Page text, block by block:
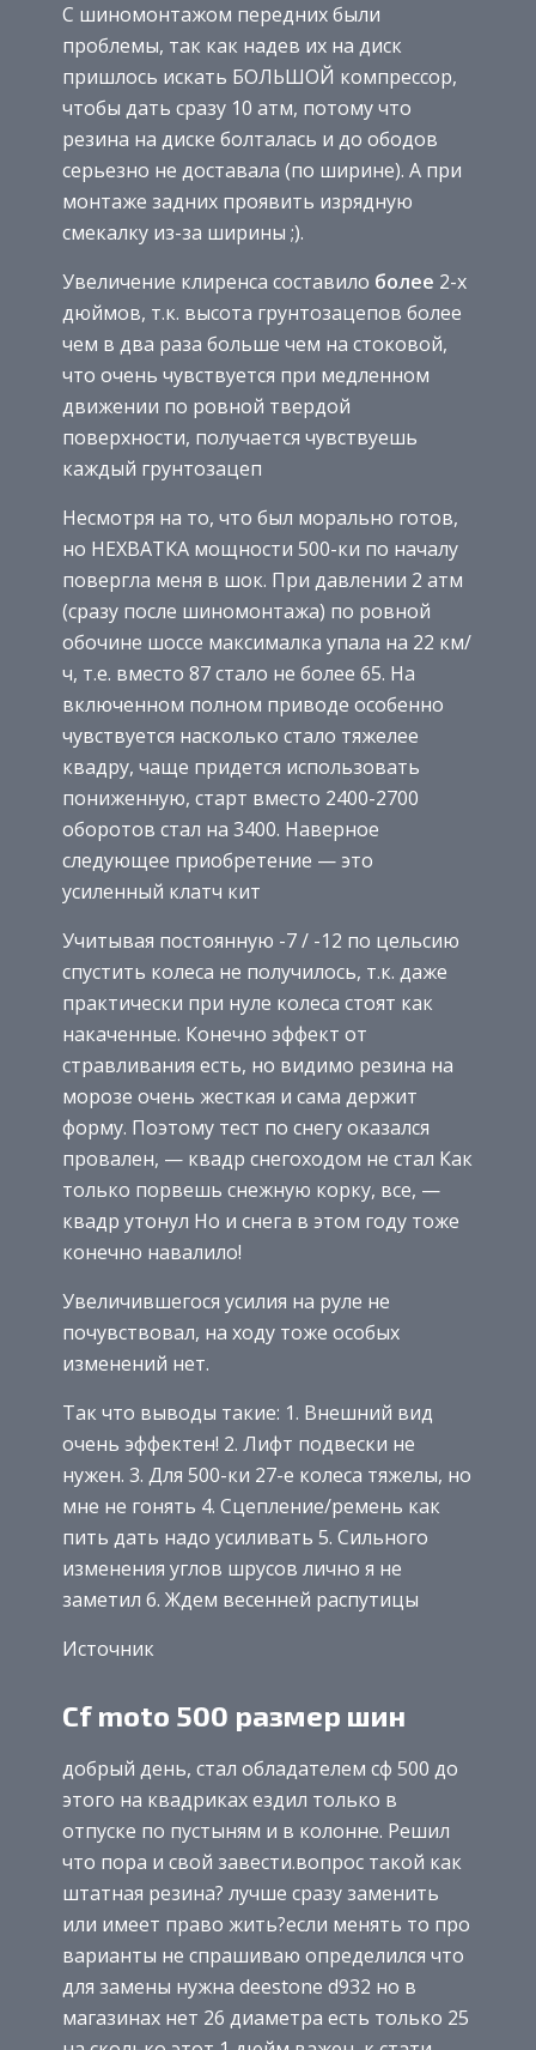
С шиномонтажом передних были
проблемы, так как надев их на диск
пришлось искать БОЛЬШОЙ компрессор,
чтобы дать сразу 10 атм, потому что
резина на диске болталась и до ободов
серьезно не доставала (по ширине). А при
монтаже задних проявить изрядную
смекалку из-за ширины ;).
Увеличение клиренса составило более 2-х
дюймов, т.к. высота грунтозацепов более
чем в два раза больше чем на стоковой,
что очень чувствуется при медленном
движении по ровной твердой
поверхности, получается чувствуешь
каждый грунтозацеп
Несмотря на то, что был морально готов,
но НЕХВАТКА мощности 500-ки по началу
повергла меня в шок. При давлении 2 атм
(сразу после шиномонтажа) по ровной
обочине шоссе максималка упала на 22 км/
ч, т.е. вместо 87 стало не более 65. На
включенном полном приводе особенно
чувствуется насколько стало тяжелее
квадру, чаще придется использовать
пониженную, старт вместо 2400-2700
оборотов стал на 3400. Наверное
следующее приобретение — это
усиленный клатч кит
Учитывая постоянную -7 / -12 по цельсию
спустить колеса не получилось, т.к. даже
практически при нуле колеса стоят как
накаченные. Конечно эффект от
стравливания есть, но видимо резина на
морозе очень жесткая и сама держит
форму. Поэтому тест по снегу оказался
провален, — квадр снегоходом не стал Как
только порвешь снежную корку, все, —
квадр утонул Но и снега в этом году тоже
конечно навалило!
Увеличившегося усилия на руле не
почувствовал, на ходу тоже особых
изменений нет.
Так что выводы такие: 1. Внешний вид
очень эффектен! 2. Лифт подвески не
нужен. 3. Для 500-ки 27-е колеса тяжелы, но
мне не гонять 4. Сцепление/ремень как
пить дать надо усиливать 5. Сильного
изменения углов шрусов лично я не
заметил 6. Ждем весенней распутицы
Источник
Cf moto 500 размер шин
добрый день, стал обладателем сф 500 до
этого на квадриках ездил только в
отпуске по пустыням и в колонне. Решил
что пора и свой завести.вопрос такой как
штатная резина? лучше сразу заменить
или имеет право жить?если менять то про
варианты не спрашиваю определился что
для замены нужна deestone d932 но в
магазинах нет 26 диаметра есть только 25